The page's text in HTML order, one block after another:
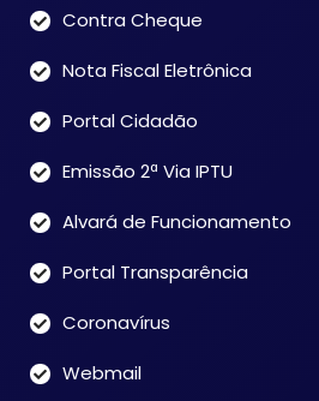
Contra Cheque
Nota Fiscal Eletrônica
Portal Cidadão
Emissão 2ª Via IPTU
Alvará de Funcionamento
Portal Transparência
Coronavírus
Webmail